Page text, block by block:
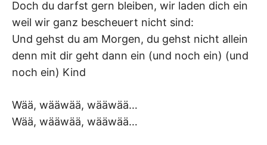
Doch du darfst gern bleiben, wir laden dich ein
weil wir ganz bescheuert nicht sind:
Und gehst du am Morgen, du gehst nicht allein
denn mit dir geht dann ein (und noch ein) (und
noch ein) Kind
Wää, wääwää, wääwää…
Wää, wääwää, wääwää…